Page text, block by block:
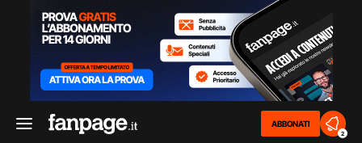
ABBONATI
2